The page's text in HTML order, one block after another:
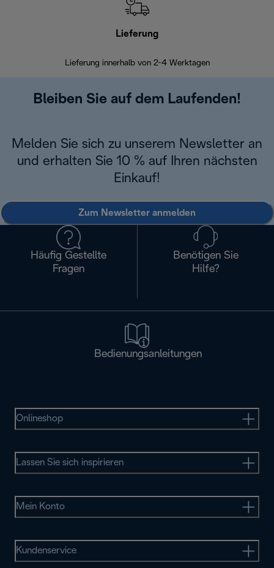
Lieferung
Lieferung innerhalb von 2-4 Werktagen
Bleiben Sie auf dem Laufenden!
Melden Sie sich zu unserem Newsletter an
und erhalten Sie 10 % auf Ihren nächsten
Einkauf!
Zum Newsletter anmelden
Häufig Gestellte
Fragen
Benötigen Sie
Hilfe?
Bedienungsanleitungen
Onlineshop
Lassen Sie sich inspirieren
Mein Konto
Kundenservice